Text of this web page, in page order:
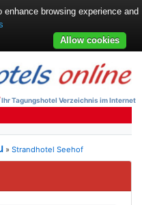
Ihr Tagungshotel Verzeichnis im Internet
» Strandhotel Seehof
browsing experience and
Allow cookies